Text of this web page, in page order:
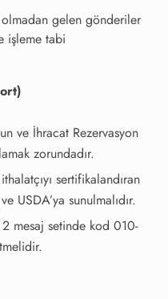
gelen gönderiler
işleme tabi
ve İhracat Rezervasyon
zorundadır.
sertifikalandıran
USDA’ya sunulmalıdır.
mesaj setinde kod 010-